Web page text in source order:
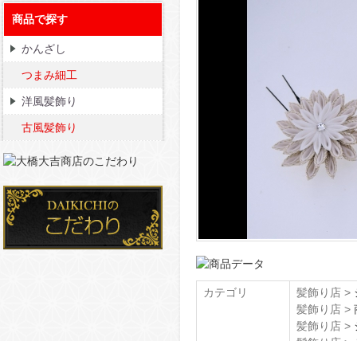
カテゴリ 髪飾り店 >
髪飾り店 >
髪飾り店 >
商品で探す
かんざし
つまみ細工
洋風髪飾り
古風髪飾り